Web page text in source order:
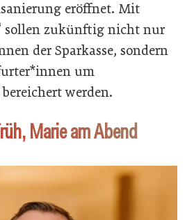
eröffnet. Mit
sollen zukünftig nicht nur
der Sparkasse, sondern
um
werden.
Marie am Abend